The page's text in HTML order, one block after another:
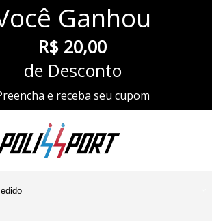
Ganhou
R$ 20,00
de Desconto
e receba seu cupom